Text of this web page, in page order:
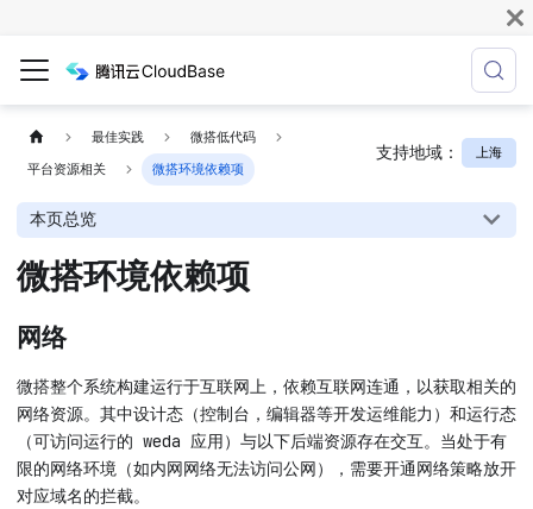
最佳实践
微搭低代码
平台资源相关
微搭环境依赖项
支持地域： 上海
本页总览
微搭环境依赖项
网络
微搭整个系统构建运行于互联网上，依赖互联网连通，以获取相关的
网络资源。其中设计态（控制台，编辑器等开发运维能力）和运行态
（可访问运行的 weda 应用）与以下后端资源存在交互。当处于有
限的网络环境（如内网网络无法访问公网），需要开通网络策略放开
对应域名的拦截。